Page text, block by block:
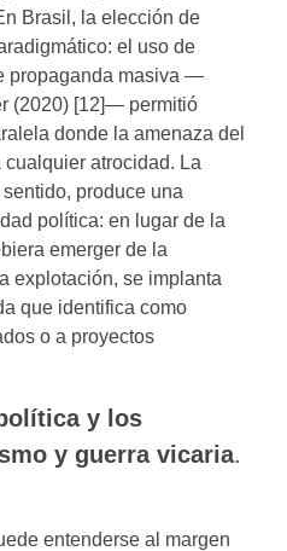
Brasil, la elección de
el uso de
propaganda masiva —
(2020) [12]— permitió
donde la amenaza del
atrocidad. La
produce una
política: en lugar de la
emerger de la
explotación, se implanta
que identifica como
o a proyectos
y los
y guerra vicaria.
entenderse al margen